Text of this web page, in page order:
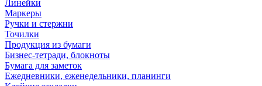
Линейки
Маркеры
Ручки и стержни
Точилки
Продукция из бумаги
Бизнес-тетради, блокноты
Бумага для заметок
Ежедневники, еженедельники, планинги